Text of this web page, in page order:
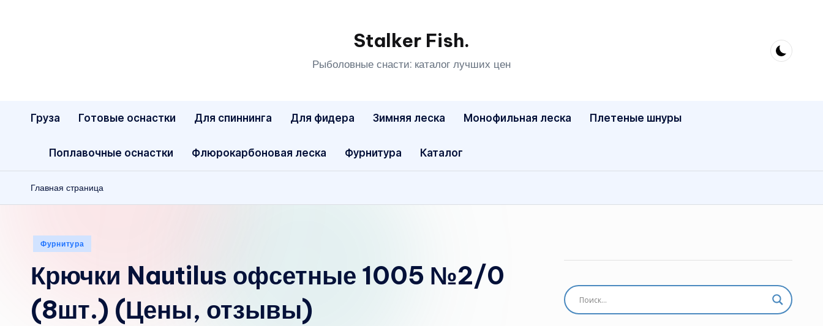
Stalker Fish.
Рыболовные снасти: каталог лучших цен
Груза Готовые оснастки Для спиннинга Для фидера Зимняя леска Монофильная леска Плетеные шнуры
Поплавочные оснастки Флюрокарбоновая леска Фурнитура Каталог
Главная страница
Опубликовано
Фурнитура
Крючки Nautilus офсетные 1005 №2/0
(8шт.) (Цены, отзывы)